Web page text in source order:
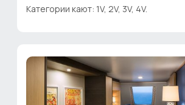
Категории кают: 1V, 2V, 3V, 4V.